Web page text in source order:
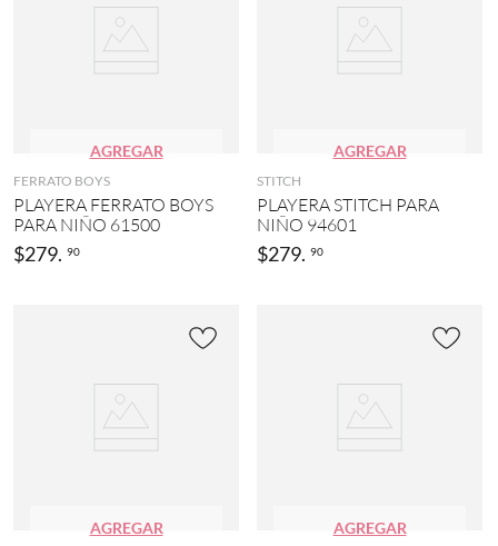
)
AGREGAR
FERRATO BOYS
PLAYERA FERRATO BOYS
PARA NIÑO 61500
$279. 90
AGREGAR
STITCH
PLAYERA STITCH PARA
NIÑO 94601
$279. 90
AGREGAR AGREGAR